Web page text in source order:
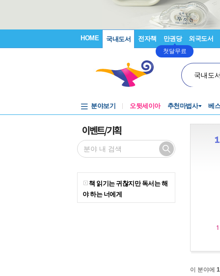
HOME 국내도서 전자책 만권당
첫달무료
외국도서
국내도
분야보기 오뒷세이아 추천마법사 베
이벤트/기획
책 읽기는 귀찮지만 독서는 해
야 하는 너에게
이 분야에